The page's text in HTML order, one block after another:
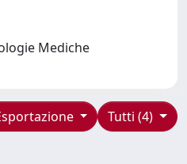
Mediche
Tutti (4)